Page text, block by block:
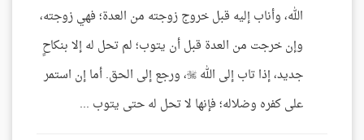
الله، وأناب إليه قبل خروج زوجته من العدة؛ فهي زوجته،
وإن خرجت من العدة قبل أن يتوب؛ لم تحل له إلا بنكاحٍ
جديد، إذا تاب إلى الله ، ورجع إلى الحق. أما إن استمر
على كفره وضلاله؛ فإنها لا تحل له حتى يتوب ...